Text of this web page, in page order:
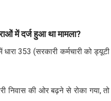
में दर्ज हुआ था मामला?
353 (सरकारी कर्मचारी को
निवास की ओर बढ़ने से रोका